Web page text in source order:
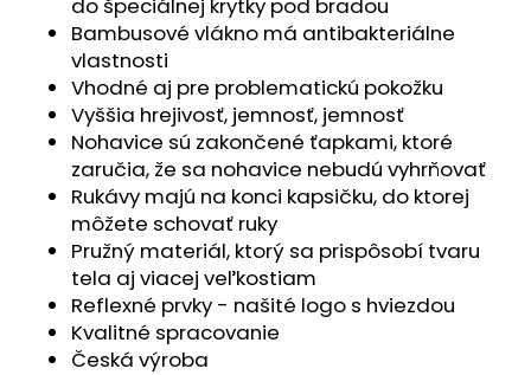
Bambusové vlákno má antibakteriálne
vlastnosti
Vhodné aj pre problematickú pokožku
Vyššia hrejivosť, jemnosť, jemnosť
Nohavice sú zakončené ťapkami, ktoré
zaručia, že sa nohavice nebudú vyhrňovať
Rukávy majú na konci kapsičku, do ktorej
môžete schovať ruky
Pružný materiál, ktorý sa prispôsobí tvaru
tela aj viacej veľkostiam
Reflexné prvky - našité logo s hviezdou
Kvalitné spracovanie
Česká výroba
SET
PROSTERADLO
KOČIARA
NEPRIEPUSTNÉ
PRIEDUŠNÉ
€13,41